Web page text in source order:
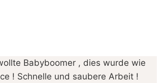
Babyboomer , dies wurde wie
! Schnelle und saubere Arbeit !